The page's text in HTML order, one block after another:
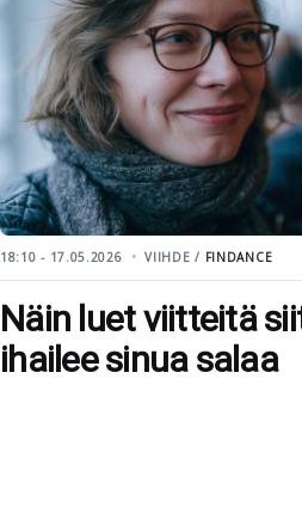
18:10 - 17.05.2026 VIIHDE / FINDANCE
Näin luet viitteitä
ihailee sinua salaa